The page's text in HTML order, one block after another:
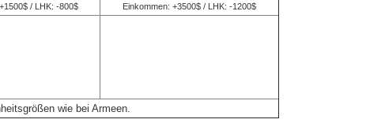
/ LHK: -800$
Einkommen: +3500$ / LHK: -1200$
wie bei Armeen.